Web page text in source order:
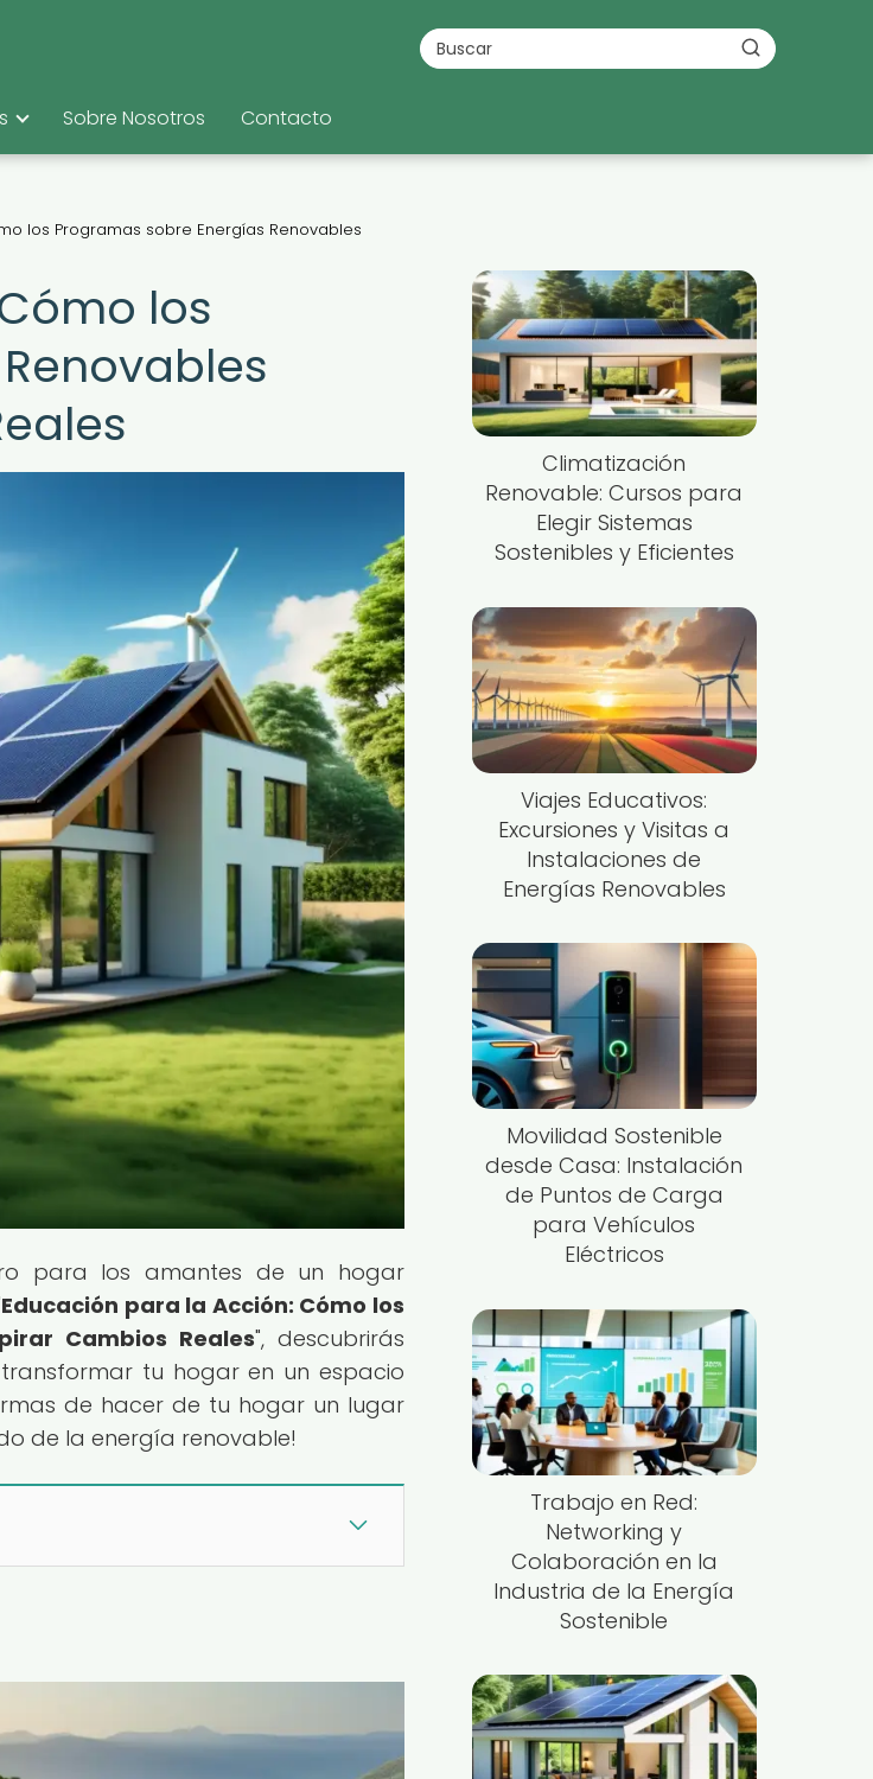
Sobre Nosotros Contacto
los Programas sobre Energías Renovables
los
para los amantes de un hogar
Educación para la Acción: Cómo los
Cambios Reales", descubrirás
tu hogar en un espacio
de hacer de tu hogar un lugar
de la energía renovable!
Climatización
Renovable: Cursos para
Elegir Sistemas
Sostenibles y Eficientes
Viajes Educativos:
Excursiones y Visitas a
Instalaciones de
Energías Renovables
Movilidad Sostenible
desde Casa: Instalación
de Puntos de Carga
para Vehículos
Eléctricos
Trabajo en Red:
Networking y
Colaboración en la
Industria de la Energía
Sostenible